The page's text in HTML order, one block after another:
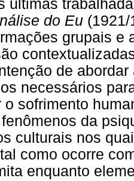
últimas
do Eu
grupais e
de
necessários
o sofrimento
da
culturais nos
como ocorre
enquanto